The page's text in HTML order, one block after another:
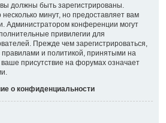
должны быть зарегистрированы.
несколько минут, но предоставляет вам
Администратором конференции могут
привилегии для
Прежде чем зарегистрироваться,
правилами и политикой, принятыми на
присутствие на форумах означает
о конфиденциальности